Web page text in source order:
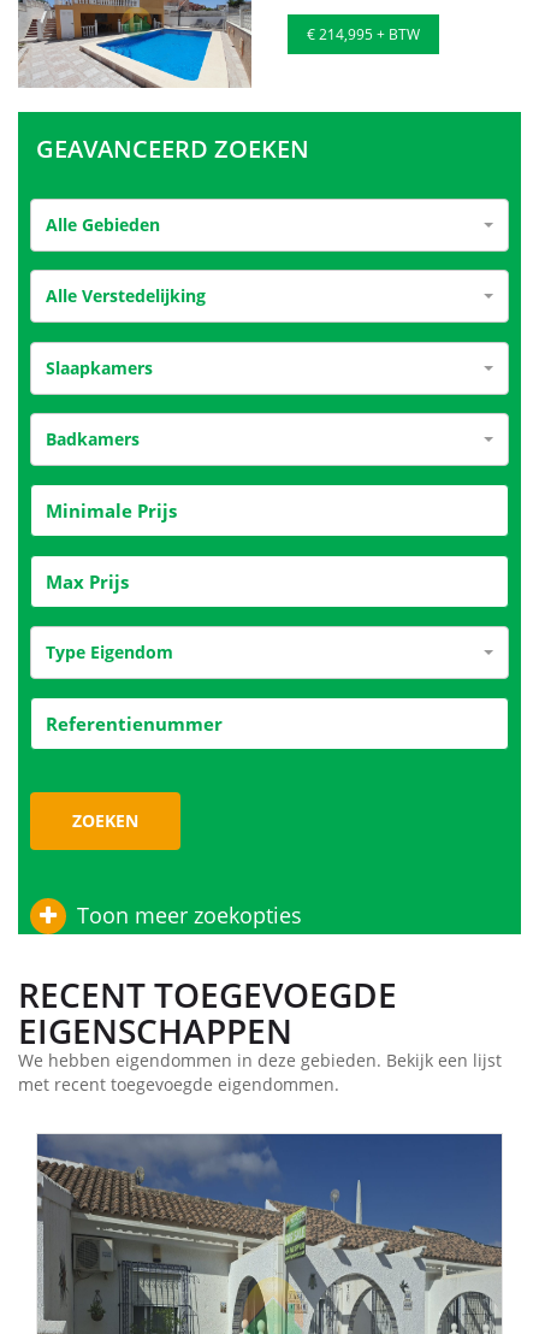
€ 214,995 + BTW
GEAVANCEERD ZOEKEN
Alle Gebieden
Alle Verstedelijking
Slaapkamers
Badkamers
Type Eigendom
ZOEKEN
Toon meer zoekopties
RECENT TOEGEVOEGDE
EIGENSCHAPPEN
We hebben eigendommen in deze gebieden. Bekijk een lijst
met recent toegevoegde eigendommen.